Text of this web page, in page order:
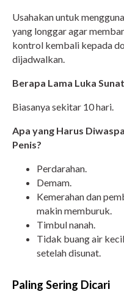
Usahakan untuk
yang longgar agar
kontrol kembali kepada
dijadwalkan.
Berapa Lama Luka
Biasanya sekitar 10 hari.
Apa yang Harus
Penis?
Perdarahan.
Demam.
Kemerahan dan
makin memburuk.
Timbul nanah.
Tidak buang air
setelah disunat.
Paling Sering Dicari